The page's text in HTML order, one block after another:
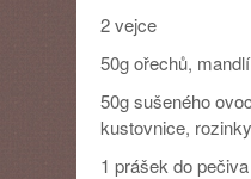
2 vejce
50g ořechů,
50g sušeného
kustovnice,
1 prášek do